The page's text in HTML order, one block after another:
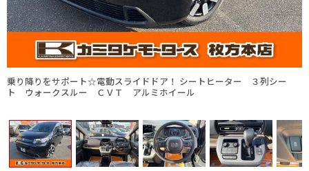
乗り降りをサポート☆電動スライドドア！ シートヒーター ３列シー
ト ウォークスルー ＣＶＴ アルミホイール